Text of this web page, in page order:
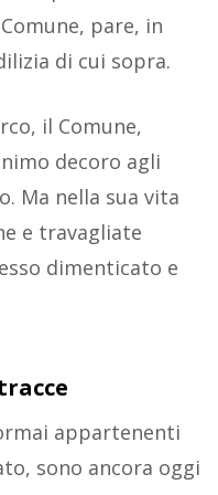
pare, in
di cui sopra.
il Comune,
decoro agli
Ma nella sua vita
e travagliate
dimenticato e
appartenenti
sono ancora oggi